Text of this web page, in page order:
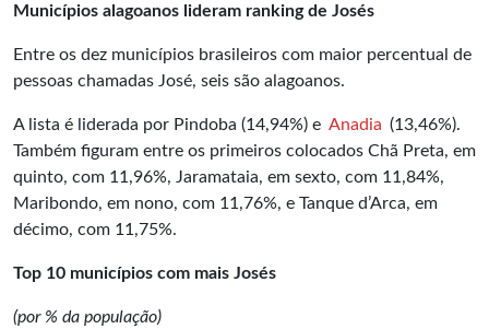
Municípios alagoanos lideram ranking de Josés
Entre os dez municípios brasileiros com maior percentual de
pessoas chamadas José, seis são alagoanos.
A lista é liderada por Pindoba (14,94%) e Anadia (13,46%).
Também figuram entre os primeiros colocados Chã Preta, em
quinto, com 11,96%, Jaramataia, em sexto, com 11,84%,
Maribondo, em nono, com 11,76%, e Tanque d’Arca, em
décimo, com 11,75%.
Top 10 municípios com mais Josés
(por % da população)